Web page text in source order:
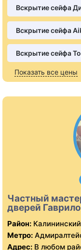
Вскрытие сейфа
Вскрытие сейфа
Вскрытие сейфа
Показать все цены
Частный
дверей
Район:
Метро:
Адрес: В любом